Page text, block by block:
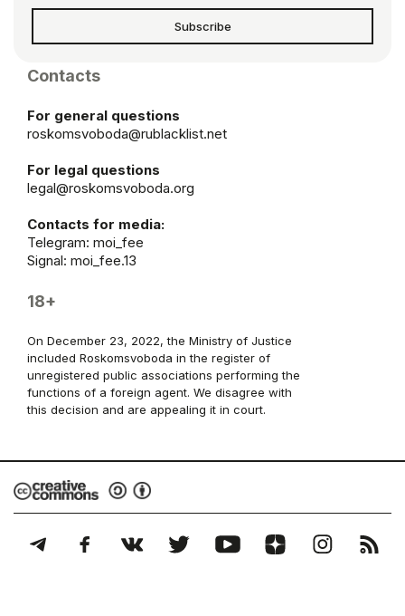
Subscribe
Contacts
For general questions
roskomsvoboda@rublacklist.net
For legal questions
legal@roskomsvoboda.org
Contacts for media:
Telegram: moi_fee
Signal: moi_fee.13
18+
On December 23, 2022, the Ministry of Justice
included Roskomsvoboda in the register of
unregistered public associations performing the
functions of a foreign agent. We disagree with
this decision and are appealing it in court.